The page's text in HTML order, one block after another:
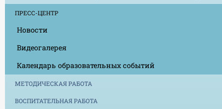
ПРЕСС-ЦЕНТР
Новости
Видеогалерея
Календарь образовательных событий
МЕТОДИЧЕСКАЯ РАБОТА
ВОСПИТАТЕЛЬНАЯ РАБОТА